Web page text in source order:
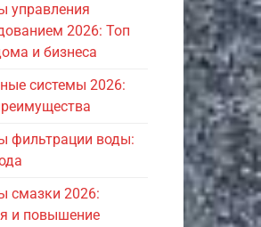
управления
2026: Топ
и бизнеса
системы 2026:
фильтрации воды:
смазки 2026:
и повышение